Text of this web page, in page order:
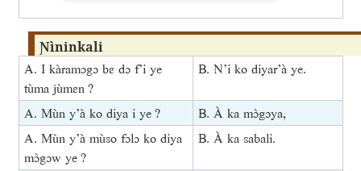
Ɲìninkali
A. I kàramɔgɔ bɛ dɔ f’i ye
tùma jùmɛn ?
B. N’i ko diyar’à ye.
A. Mùn y’à ko diya i ye ?
B. À ka mɔ̀gɔya,
A. Mùn y’à mùso fɔlɔ ko diya
mɔ̀gɔw ye ?
B. À ka sabali.